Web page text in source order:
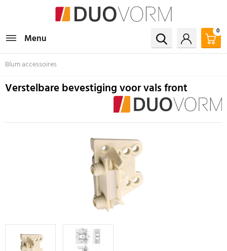
Menu
0
Blum accessoires
Verstelbare bevestiging voor vals front